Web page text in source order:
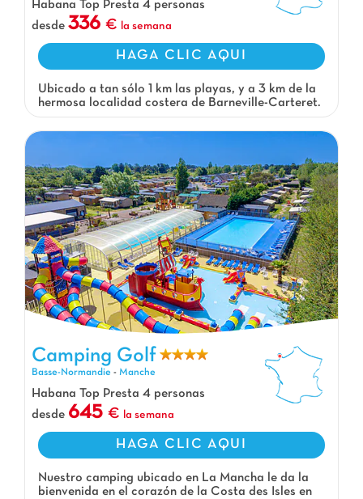
Habana Top Presta 4 personas
desde 336 la semana
HAGA CLIC AQUI
Ubicado a tan sólo 1 km las playas, y a 3 km de la
hermosa localidad costera de Barneville-Carteret.
Camping Golf, Camping Basse-Normandie
Camping Golf
Basse-Normandie - Manche
Habana Top Presta 4 personas
desde 645 la semana
HAGA CLIC AQUI
Nuestro camping ubicado en La Mancha le da la
bienvenida en el corazón de la Costa des Isles en